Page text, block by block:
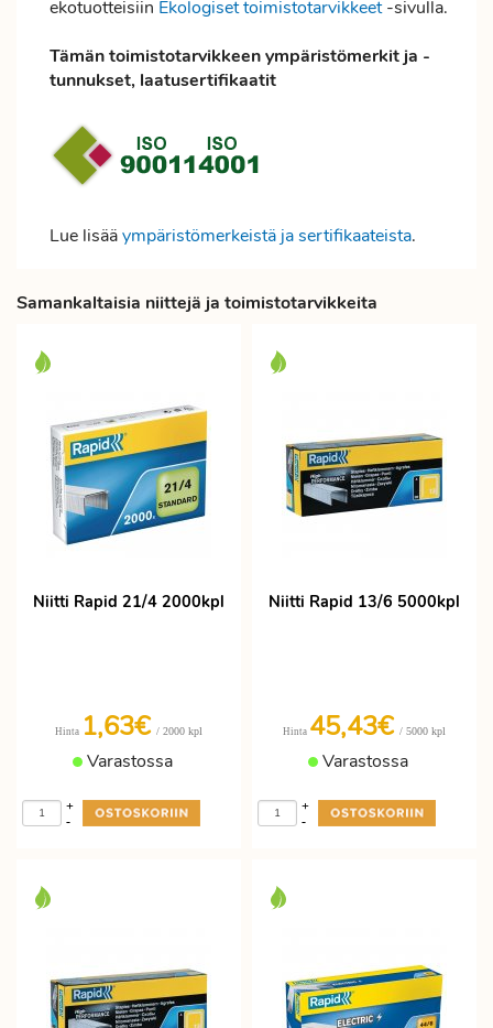
ekotuotteisiin Ekologiset toimistotarvikkeet-sivulla.
Tämän toimistotarvikkeen ympäristömerkit ja -
tunnukset, laatusertifikaatit
Lue lisääympäristömerkeistä ja sertifikaateista.
Samankaltaisia niittejä ja toimistotarvikkeita
Niitti Rapid 21/4 2000kpl
Hinta 1,63€ / 2000 kpl
Varastossa
-
+
Niitti Rapid 13/6 5000kpl
Hinta 45,43€ / 5000 kpl
Varastossa
-
+